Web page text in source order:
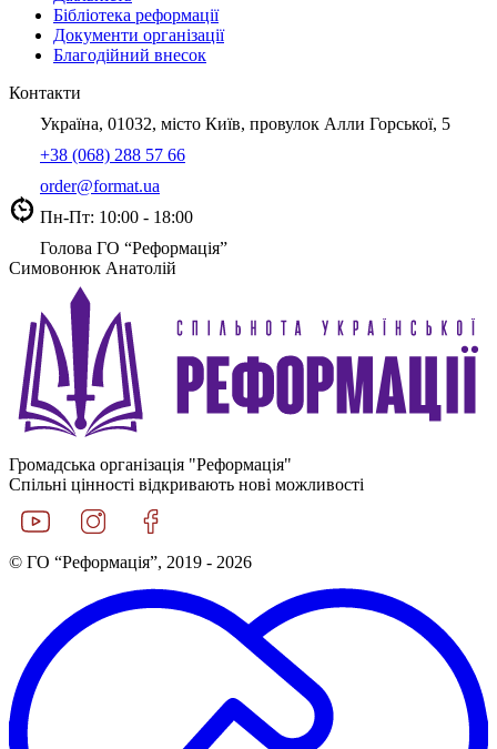
Бібліотека реформації
Документи організації
Благодійний внесок
Контакти
Україна, 01032, місто Київ, провулок Алли Горської, 5
+38 (068) 288 57 66
order@format.ua
Пн-Пт: 10:00 - 18:00
Голова ГО “Реформація”
Симовонюк Анатолій
Громадська організація "Реформація"
Спільні цінності відкривають нові можливості
© ГО “Реформація”, 2019 - 2026